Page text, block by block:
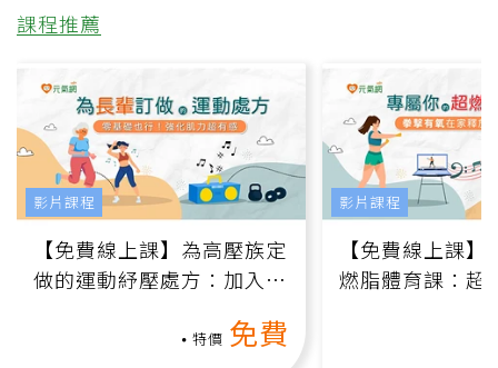
課程推薦
【免費線上課】為高壓族定
做的運動紓壓處方：加入行
特價 免費
影片課程
【免費線上課
燃脂體育課：超
影片課程